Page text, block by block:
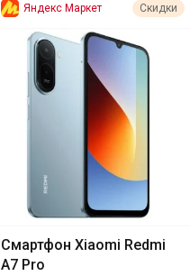
Яндекс Маркет Скидки
Смартфон Xiaomi Redmi
A7 Pro